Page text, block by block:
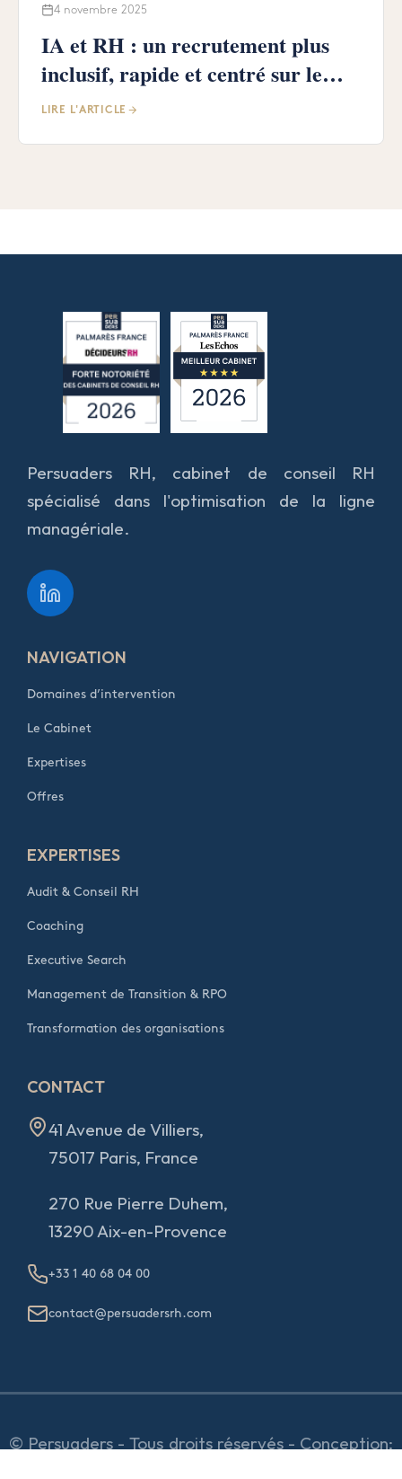
4 novembre 2025
IA et RH : un recrutement plus
inclusif, rapide et centré sur le
talent
LIRE L'ARTICLE
Persuaders RH, cabinet de conseil RH
spécialisé dans l'optimisation de la ligne
managériale.
NAVIGATION
Domaines d’intervention
Le Cabinet
Expertises
Offres
EXPERTISES
Audit & Conseil RH
Coaching
Executive Search
Management de Transition & RPO
Transformation des organisations
CONTACT
41 Avenue de Villiers,
75017 Paris, France
270 Rue Pierre Duhem,
13290 Aix-en-Provence
+33 1 40 68 04 00
contact@persuadersrh.com
© Persuaders - Tous droits réservés - Conception: